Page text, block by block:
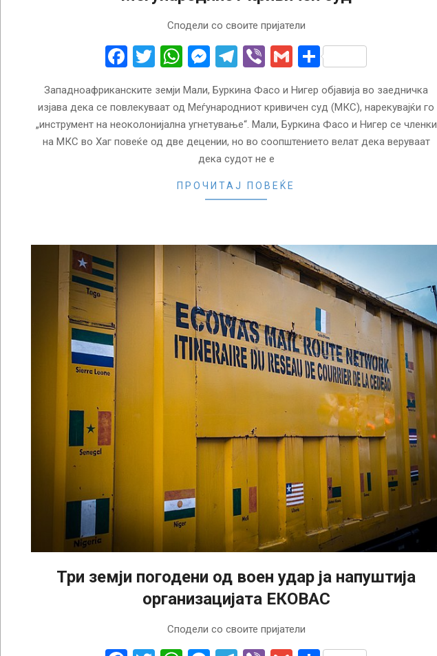
Сподели со своите пријатели
Facebook
Twitter
WhatsApp
Messenger
Telegram
ViberGmailShare
Западноафриканските земји Мали, Буркина Фасо и Нигер објавија во заедничка
изјава дека се повлекуваат од Меѓународниот кривичен суд (МКС), нарекувајќи го
„инструмент на неоколонијална угнетување“. Мали, Буркина Фасо и Нигер се членки
на МКС во Хаг повеќе од две децении, но во соопштението велат дека веруваат
дека судот не е
ПРОЧИТАЈ ПОВЕЌЕ
Три земји погодени од воен удар ја напуштија
организацијата ЕКОВАС
Сподели со своите пријатели